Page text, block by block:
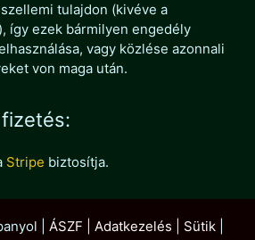
tulajdon (kivéve a
így ezek bármilyen engedély
vagy közlése azonnali
von maga után.
Stripe biztosítja.
| ÁSZF Adatkezelés Sütik|